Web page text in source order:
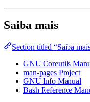
Saiba mais
Section titled “Saiba
GNU Coreutils
man-pages Project
GNU Info Manual
Bash Reference